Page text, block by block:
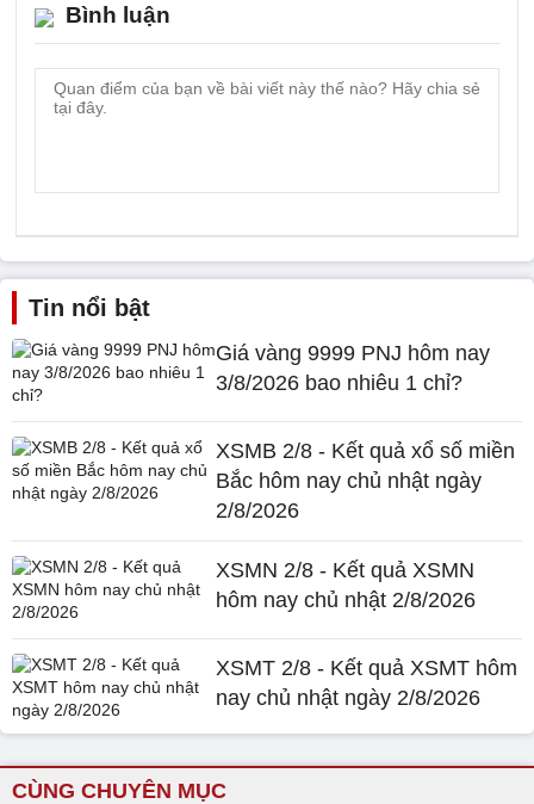
Bình luận
Tin nổi bật
Giá vàng 9999 PNJ hôm nay
3/8/2026 bao nhiêu 1 chỉ?
XSMB 2/8 - Kết quả xổ số miền
Bắc hôm nay chủ nhật ngày
2/8/2026
XSMN 2/8 - Kết quả XSMN
hôm nay chủ nhật 2/8/2026
XSMT 2/8 - Kết quả XSMT hôm
nay chủ nhật ngày 2/8/2026
CÙNG CHUYÊN MỤC